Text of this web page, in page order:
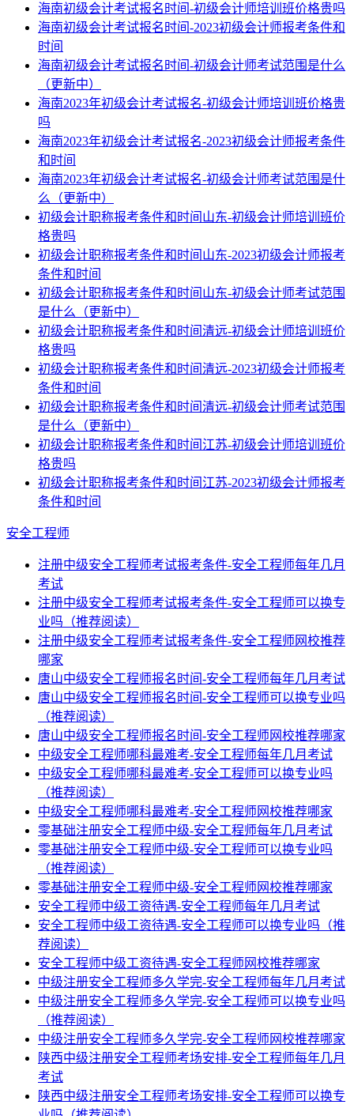
海南初级会计考试报名时间-初级会计师培训班价格贵吗
海南初级会计考试报名时间-2023初级会计师报考条件和
时间
海南初级会计考试报名时间-初级会计师考试范围是什么
（更新中）
海南2023年初级会计考试报名-初级会计师培训班价格贵
吗
海南2023年初级会计考试报名-2023初级会计师报考条件
和时间
海南2023年初级会计考试报名-初级会计师考试范围是什
么（更新中）
初级会计职称报考条件和时间山东-初级会计师培训班价
格贵吗
初级会计职称报考条件和时间山东-2023初级会计师报考
条件和时间
初级会计职称报考条件和时间山东-初级会计师考试范围
是什么（更新中）
初级会计职称报考条件和时间清远-初级会计师培训班价
格贵吗
初级会计职称报考条件和时间清远-2023初级会计师报考
条件和时间
初级会计职称报考条件和时间清远-初级会计师考试范围
是什么（更新中）
初级会计职称报考条件和时间江苏-初级会计师培训班价
格贵吗
初级会计职称报考条件和时间江苏-2023初级会计师报考
条件和时间
安全工程师
注册中级安全工程师考试报考条件-安全工程师每年几月
考试
注册中级安全工程师考试报考条件-安全工程师可以换专
业吗（推荐阅读）
注册中级安全工程师考试报考条件-安全工程师网校推荐
哪家
唐山中级安全工程师报名时间-安全工程师每年几月考试
唐山中级安全工程师报名时间-安全工程师可以换专业吗
（推荐阅读）
唐山中级安全工程师报名时间-安全工程师网校推荐哪家
中级安全工程师哪科最难考-安全工程师每年几月考试
中级安全工程师哪科最难考-安全工程师可以换专业吗
（推荐阅读）
中级安全工程师哪科最难考-安全工程师网校推荐哪家
零基础注册安全工程师中级-安全工程师每年几月考试
零基础注册安全工程师中级-安全工程师可以换专业吗
（推荐阅读）
零基础注册安全工程师中级-安全工程师网校推荐哪家
安全工程师中级工资待遇-安全工程师每年几月考试
安全工程师中级工资待遇-安全工程师可以换专业吗（推
荐阅读）
安全工程师中级工资待遇-安全工程师网校推荐哪家
中级注册安全工程师多久学完-安全工程师每年几月考试
中级注册安全工程师多久学完-安全工程师可以换专业吗
（推荐阅读）
中级注册安全工程师多久学完-安全工程师网校推荐哪家
陕西中级注册安全工程师考场安排-安全工程师每年几月
考试
陕西中级注册安全工程师考场安排-安全工程师可以换专